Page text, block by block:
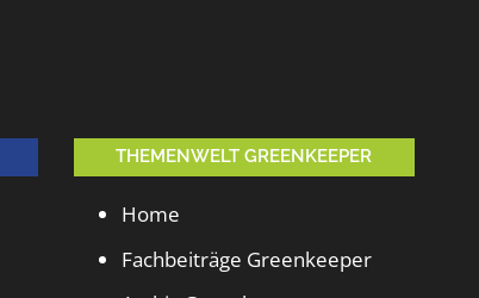
THEMENWELT GREENKEEPER
Home
Fachbeiträge Greenkeeper